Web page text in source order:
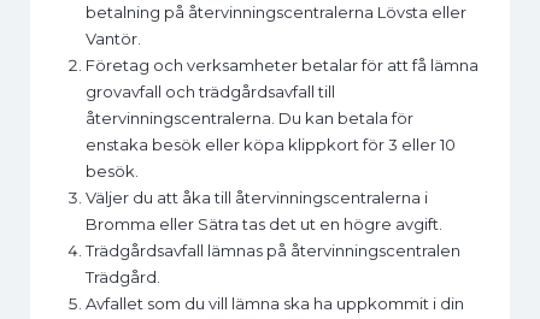
betalning på återvinningscentralerna Lövsta eller
Vantör.
Företag och verksamheter betalar för att få lämna
grovavfall och trädgårdsavfall till
återvinningscentralerna. Du kan betala för
enstaka besök eller köpa klippkort för 3 eller 10
besök.
Väljer du att åka till återvinningscentralerna i
Bromma eller Sätra tas det ut en högre avgift.
Trädgårdsavfall lämnas på återvinningscentralen
Trädgård.
Avfallet som du vill lämna ska ha uppkommit i din